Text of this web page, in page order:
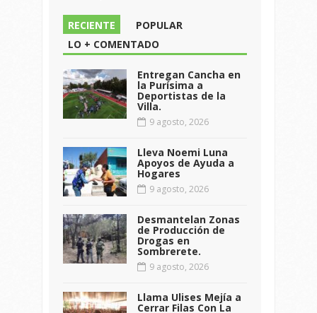
RECIENTE
POPULAR
LO + COMENTADO
Entregan Cancha en
la Purísima a
Deportistas de la
Villa.
9 agosto, 2026
Lleva Noemi Luna
Apoyos de Ayuda a
Hogares
9 agosto, 2026
Desmantelan Zonas
de Producción de
Drogas en
Sombrerete.
9 agosto, 2026
Llama Ulises Mejía a
Cerrar Filas Con La